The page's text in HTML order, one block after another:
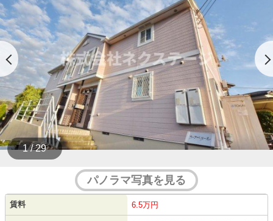
1 / 29
パノラマ写真を見る
賃料 6.5万円